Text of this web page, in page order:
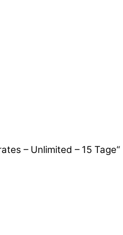
– Unlimited – 15 Tage“